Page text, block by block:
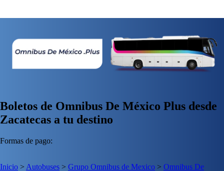
Boletos de Omnibus De México Plus desde
Zacatecas a tu destino
Formas de pago:
Inicio > Autobuses > Grupo Omnibus de Mexico > Omnibus De